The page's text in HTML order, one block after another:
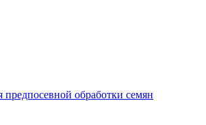
предпосевной обработки семян